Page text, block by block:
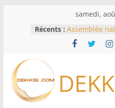
samedi,
Récents : Assemblée
d’enquête à
Bénin:
du Sénat,